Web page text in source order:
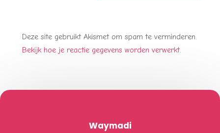
Deze site gebruikt Akismet om spam te verminderen.
Bekijk hoe je reactie gegevens worden verwerkt.
Waymadi